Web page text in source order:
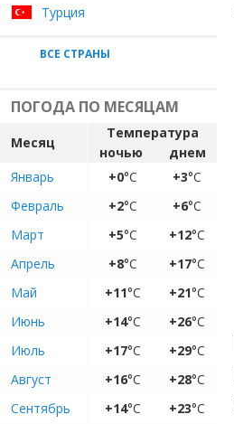
Турция
ВСЕ СТРАНЫ
ПОГОДА ПО МЕСЯЦАМ
Месяц
Температура
ночью
днем
Январь
+0°C +3°C
Февраль
+2°C +6°C
Март
+5°C +12°C
Апрель
+8°C +17°C
Май
+11°C +21°C
Июнь
+14°C +26°C
Июль
+17°C +29°C
Август
+16°C +28°C
Сентябрь
+14°C +23°C